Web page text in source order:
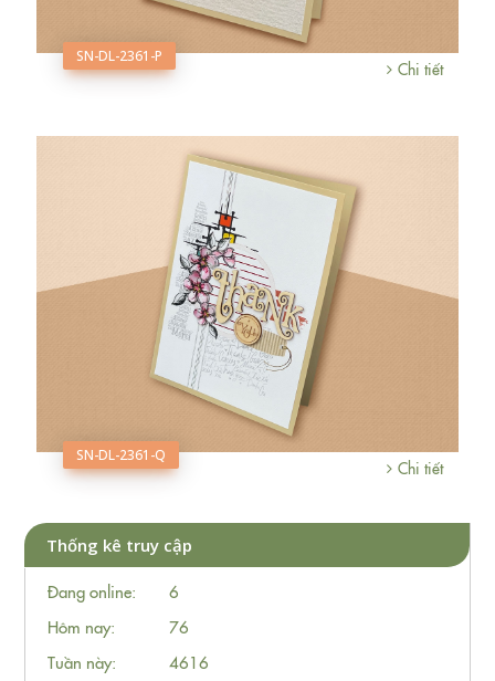
SN-DL-2361-P
Chi tiết
SN-DL-2361-Q
Chi tiết
Thống kê truy cập
Đang online:
6
Hôm nay:
76
Tuần này:
4616